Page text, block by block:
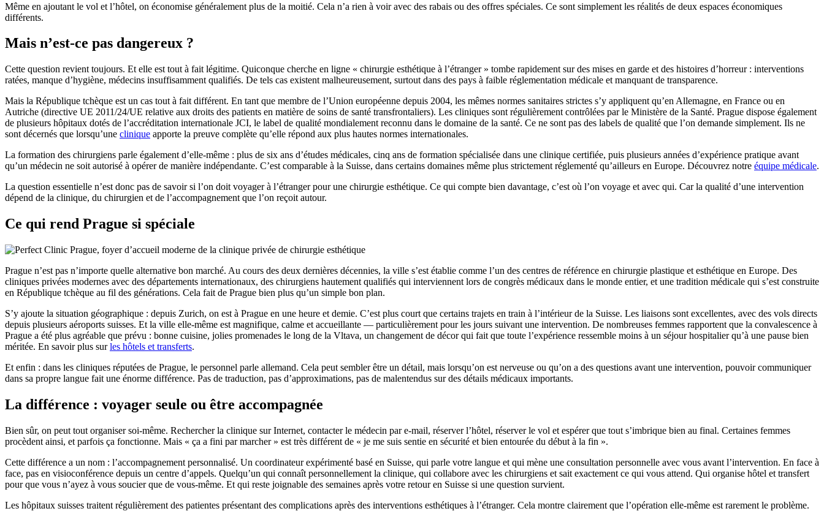
Même en ajoutant le vol et l’hôtel, on économise généralement plus de la moitié. Cela n’a rien à voir avec des rabais ou des offres spéciales. Ce sont simplement les réalités de deux espaces économiques
différents.
Mais n’est-ce pas dangereux ?
Cette question revient toujours. Et elle est tout à fait légitime. Quiconque cherche en ligne « chirurgie esthétique à l’étranger » tombe rapidement sur des mises en garde et des histoires d’horreur : interventions
ratées, manque d’hygiène, médecins insuffisamment qualifiés. De tels cas existent malheureusement, surtout dans des pays à faible réglementation médicale et manquant de transparence.
Mais la République tchèque est un cas tout à fait différent. En tant que membre de l’Union européenne depuis 2004, les mêmes normes sanitaires strictes s’y appliquent qu’en Allemagne, en France ou en
Autriche (directive UE 2011/24/UE relative aux droits des patients en matière de soins de santé transfrontaliers). Les cliniques sont régulièrement contrôlées par le Ministère de la Santé. Prague dispose également
de plusieurs hôpitaux dotés de l’accréditation internationale JCI, le label de qualité mondialement reconnu dans le domaine de la santé. Ce ne sont pas des labels de qualité que l’on demande simplement. Ils ne
sont décernés que lorsqu’une clinique apporte la preuve complète qu’elle répond aux plus hautes normes internationales.
La formation des chirurgiens parle également d’elle-même : plus de six ans d’études médicales, cinq ans de formation spécialisée dans une clinique certifiée, puis plusieurs années d’expérience pratique avant
qu’un médecin ne soit autorisé à opérer de manière indépendante. C’est comparable à la Suisse, dans certains domaines même plus strictement réglementé qu’ailleurs en Europe. Découvrez notre équipe médicale.
La question essentielle n’est donc pas de savoir si l’on doit voyager à l’étranger pour une chirurgie esthétique. Ce qui compte bien davantage, c’est où l’on voyage et avec qui. Car la qualité d’une intervention
dépend de la clinique, du chirurgien et de l’accompagnement que l’on reçoit autour.
Ce qui rend Prague si spéciale
Prague n’est pas n’importe quelle alternative bon marché. Au cours des deux dernières décennies, la ville s’est établie comme l’un des centres de référence en chirurgie plastique et esthétique en Europe. Des
cliniques privées modernes avec des départements internationaux, des chirurgiens hautement qualifiés qui interviennent lors de congrès médicaux dans le monde entier, et une tradition médicale qui s’est construite
en République tchèque au fil des générations. Cela fait de Prague bien plus qu’un simple bon plan.
S’y ajoute la situation géographique : depuis Zurich, on est à Prague en une heure et demie. C’est plus court que certains trajets en train à l’intérieur de la Suisse. Les liaisons sont excellentes, avec des vols directs
depuis plusieurs aéroports suisses. Et la ville elle-même est magnifique, calme et accueillante — particulièrement pour les jours suivant une intervention. De nombreuses femmes rapportent que la convalescence à
Prague a été plus agréable que prévu : bonne cuisine, jolies promenades le long de la Vltava, un changement de décor qui fait que toute l’expérience ressemble moins à un séjour hospitalier qu’à une pause bien
méritée. En savoir plus surles hôtels et transferts.
Et enfin : dans les cliniques réputées de Prague, le personnel parle allemand. Cela peut sembler être un détail, mais lorsqu’on est nerveuse ou qu’on a des questions avant une intervention, pouvoir communiquer
dans sa propre langue fait une énorme différence. Pas de traduction, pas d’approximations, pas de malentendus sur des détails médicaux importants.
La différence : voyager seule ou être accompagnée
Bien sûr, on peut tout organiser soi-même. Rechercher la clinique sur Internet, contacter le médecin par e-mail, réserver l’hôtel, réserver le vol et espérer que tout s’imbrique bien au final. Certaines femmes
procèdent ainsi, et parfois ça fonctionne. Mais « ça a fini par marcher » est très différent de « je me suis sentie en sécurité et bien entourée du début à la fin ».
Cette différence a un nom : l’accompagnement personnalisé. Un coordinateur expérimenté basé en Suisse, qui parle votre langue et qui mène une consultation personnelle avec vous avant l’intervention. En face à
face, pas en visioconférence depuis un centre d’appels. Quelqu’un qui connaît personnellement la clinique, qui collabore avec les chirurgiens et sait exactement ce qui vous attend. Qui organise hôtel et transfert
pour que vous n’ayez à vous soucier que de vous-même. Et qui reste joignable des semaines après votre retour en Suisse si une question survient.
Les hôpitaux suisses traitent régulièrement des patientes présentant des complications après des interventions esthétiques à l’étranger. Cela montre clairement que l’opération elle-même est rarement le problème.